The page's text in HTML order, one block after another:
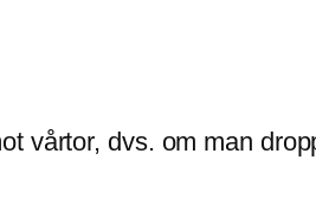
vårtor, dvs. om man